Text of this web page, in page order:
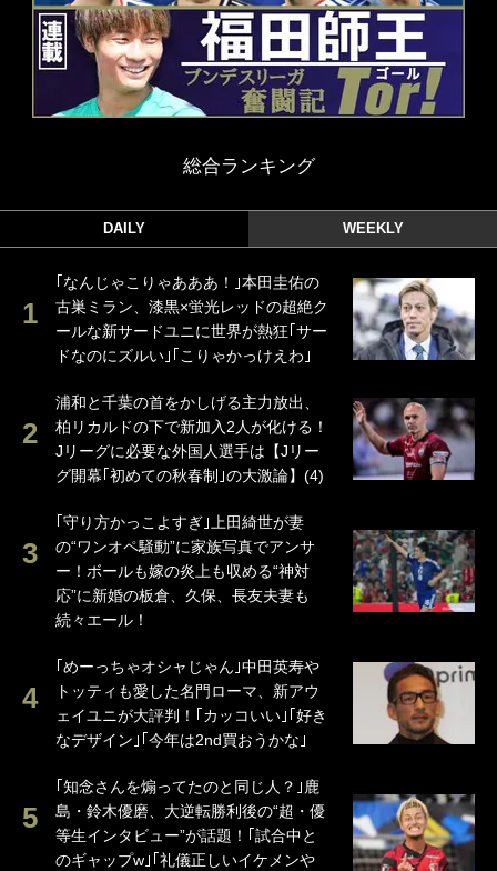
総合ランキング
DAILY WEEKLY
｢なんじゃこりゃあああ！｣本田圭佑の
古巣ミラン、漆黒×蛍光レッドの超絶ク
ールな新サードユニに世界が熱狂｢サー
ドなのにズルい｣｢こりゃかっけえわ｣
浦和と千葉の首をかしげる主力放出、
柏リカルドの下で新加入2人が化ける！
Jリーグに必要な外国人選手は【Jリー
グ開幕｢初めての秋春制｣の大激論】(4)
｢守り方かっこよすぎ｣上田綺世が妻
の“ワンオペ騒動”に家族写真でアンサ
ー！ボールも嫁の炎上も収める“神対
応”に新婚の板倉、久保、長友夫妻も
続々エール！
｢めーっちゃオシャじゃん｣中田英寿や
トッティも愛した名門ローマ、新アウ
ェイユニが大評判！｢カッコいい｣｢好き
なデザイン｣｢今年は2nd買おうかな｣
｢知念さんを煽ってたのと同じ人？｣鹿
島・鈴木優磨、大逆転勝利後の“超・優
等生インタビュー”が話題！｢試合中と
のギャップw｣｢礼儀正しいイケメンや